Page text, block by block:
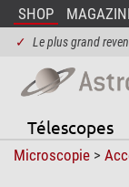
SHOP
✓ Le plus grand
Télescopes
Microscopie>